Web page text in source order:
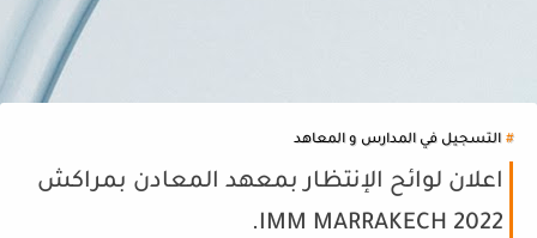
التسجيل في المدارس و المعاهد
اعلان لوائح الإنتظار بمعهد المعادن بمراكش
IMM MARRAKECH 2022.